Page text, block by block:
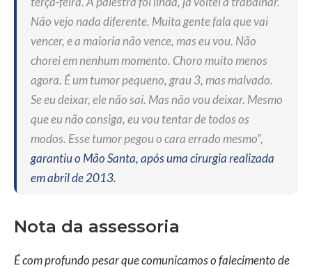
Não vejo nada diferente. Muita gente fala que vai
vencer, e a maioria não vence, mas eu vou. Não
chorei em nenhum momento. Choro muito menos
agora. É um tumor pequeno, grau 3, mas malvado.
Se eu deixar, ele não sai. Mas não vou deixar. Mesmo
que eu não consiga, eu vou tentar de todos os
modos. Esse tumor pegou o cara errado mesmo”,
garantiu o Mão Santa, após uma cirurgia realizada
em abril de 2013.
Nota da assessoria
É com profundo pesar que comunicamos o falecimento de